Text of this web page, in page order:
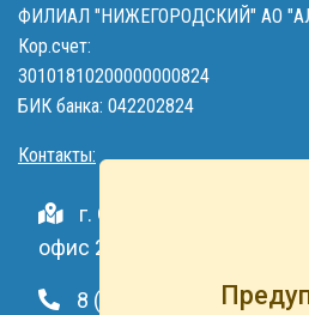
ФИЛИАЛ "НИЖЕГОРОДСКИЙ" АО
Кор.счет:
30101810200000000824
БИК банка: 042202824
Контакты:
г. Самара, ул.
офис 2
8 (846) 33-490-33